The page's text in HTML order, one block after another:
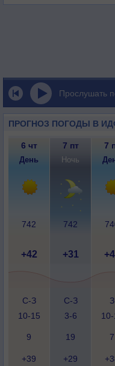
Прослушать
ПРОГНОЗ ПОГОДЫ В
6 чт 7 пт 7
День Ночь
742 742
+42 +31
С-З
10-15
С-З
3-6
З
9 19 7
+39 +29